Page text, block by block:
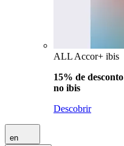
ALL Accor+ ibis
15% de desconto
no ibis
Descobrir
en